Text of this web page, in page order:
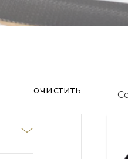
очистить